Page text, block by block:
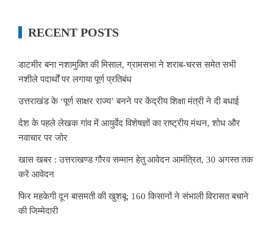
RECENT POSTS
डाटमीर बना नशामुक्ति की मिसाल, ग्रामसभा ने शराब-चरस समेत सभी
नशीले पदार्थों पर लगाया पूर्ण प्रतिबंध
उत्तराखंड के ‘पूर्ण साक्षर राज्य’ बनने पर केंद्रीय शिक्षा मंत्री ने दी बधाई
देश के पहले लेखक गांव में आयुर्वेद विशेषज्ञों का राष्ट्रीय मंथन, शोध और
नवाचार पर जोर
खास खबर : उत्तराखण्ड गौरव सम्मान हेतु आवेदन आमंत्रित, 30 अगस्त तक
करें आवेदन
फिर महकेगी दून बासमती की खुशबू: 160 किसानों ने संभाली विरासत बचाने
की जिम्मेदारी